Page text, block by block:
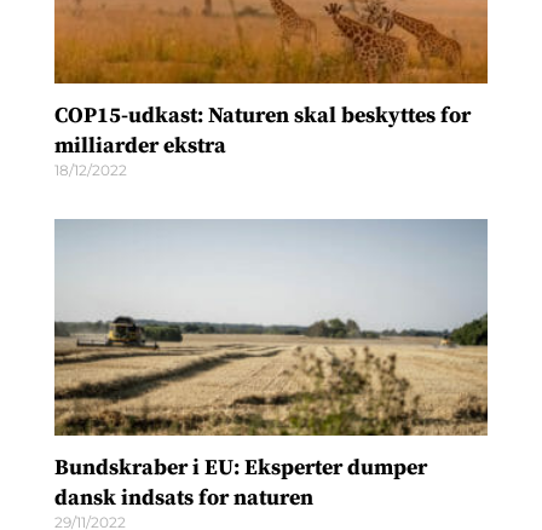
COP15-udkast: Naturen skal beskyttes for
milliarder ekstra
18/12/2022
Bundskraber i EU: Eksperter dumper
dansk indsats for naturen
29/11/2022